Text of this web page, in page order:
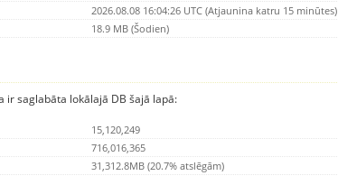
2026.08.08 16:04:26 UTC (Atjaunina katru 15 minūtes)
18.9 MB (Šodien)
ir saglabāta lokālajā DB šajā lapā:
15,120,249
716,016,365
31,312.8MB (20.7% atslēgām)